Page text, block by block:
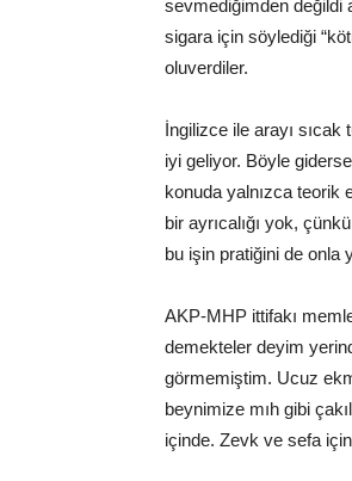
sevmediğimden değildi
sigara için söylediği
oluverdiler.
İngilizce ile arayı sıcak
iyi geliyor. Böyle
konuda yalnızca teorik
bir ayrıcalığı yok,
bu işin pratiğini de onla
AKP-MHP ittifakı
demekteler deyim
görmemiştim. Ucuz
beynimize mıh gibi
içinde. Zevk ve sefa